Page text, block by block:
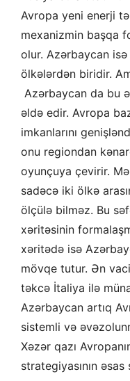
Avropa yeni enerji
mexanizmin başqa
olur. Azərbaycan
ölkələrdən biridir.
Azərbaycan da bu
əldə edir. Avropa
imkanlarını
onu regiondan
oyunçuya çevirir.
sadəcə iki ölkə
ölçülə bilməz. Bu
xəritəsinin
xəritədə isə
mövqe tutur. Ən
təkcə İtaliya ilə
Azərbaycan artıq
sistemli və
Xəzər qazı
strategiyasının